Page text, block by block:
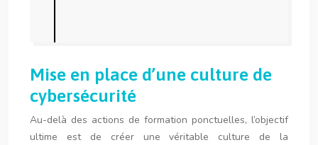
Mise en place d’une culture de
cybersécurité
Au-delà des actions de formation ponctuelles, l’objectif
ultime est de créer une véritable culture de la